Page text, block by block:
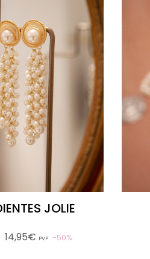
JOLIE
14,95€ PVP 50%